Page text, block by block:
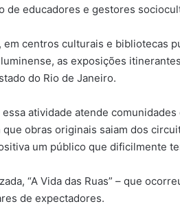
de educadores e gestores
em centros culturais e bibliotecas
as exposições
do Rio de Janeiro.
atividade atende
obras originais saiam dos
um público que dificilmente
“A Vida das Ruas” – que
de expectadores.